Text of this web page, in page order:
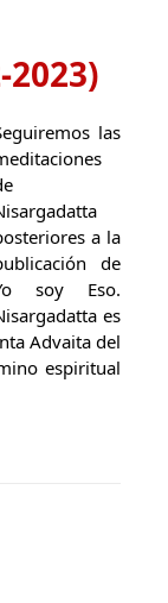
las
a la
de
soy Eso.
es
Advaita del
espiritual